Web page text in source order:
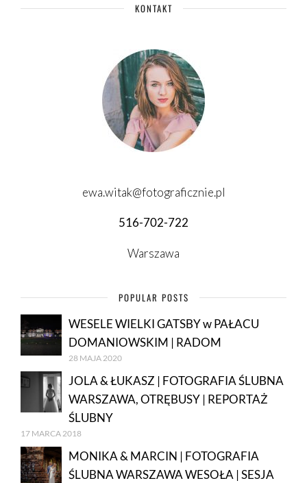
KONTAKT
ewa.witak@fotograficznie.pl
516-702-722
Warszawa
POPULAR POSTS
WESELE WIELKI GATSBY w PAŁACU
DOMANIOWSKIM | RADOM
28 MAJA 2020
JOLA & ŁUKASZ | FOTOGRAFIA ŚLUBNA
WARSZAWA, OTRĘBUSY | REPORTAŻ
ŚLUBNY
17 MARCA 2018
MONIKA & MARCIN | FOTOGRAFIA
ŚLUBNA WARSZAWA WESOŁA | SESJA